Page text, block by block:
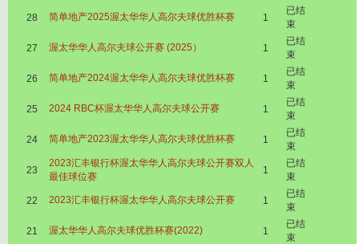
28 简单地产2025渥太华华人高尔夫球优胜杯赛 1
已结
束
27 渥太华华人高尔夫球公开赛 (2025） 1
已结
束
26 简单地产2024渥太华华人高尔夫球优胜杯赛 1
已结
束
25 2024 RBC杯渥太华华人高尔夫球公开赛 1
已结
束
24 简单地产2023渥太华华人高尔夫球优胜杯赛 1
已结
束
23
2023汇丰银行杯渥太华华人高尔夫球公开赛双人
最佳球位赛
1
已结
束
22 2023汇丰银行杯渥太华华人高尔夫球公开赛 1
已结
束
21 渥太华华人高尔夫球优胜杯赛(2022) 1
已结
束